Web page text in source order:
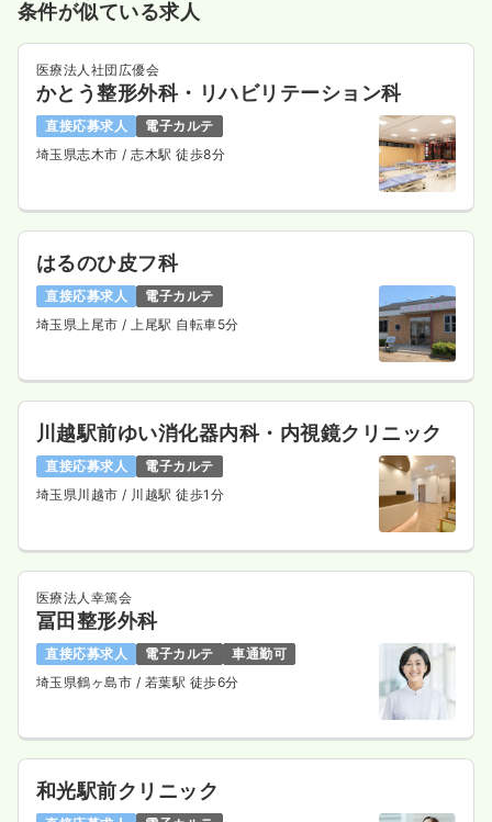
条件が似ている求人
医療法人社団広優会
かとう整形外科・リハビリテーション科
直接応募求人
電子カルテ
埼玉県志木市/ 志木駅 徒歩8分
はるのひ皮フ科
直接応募求人
電子カルテ
埼玉県上尾市/ 上尾駅 自転車5分
川越駅前ゆい消化器内科・内視鏡クリニック
直接応募求人
電子カルテ
埼玉県川越市/ 川越駅 徒歩1分
医療法人幸篤会
冨田整形外科
直接応募求人 電子カルテ
車通勤可
埼玉県鶴ヶ島市 / 若葉駅 徒歩6分
和光駅前クリニック